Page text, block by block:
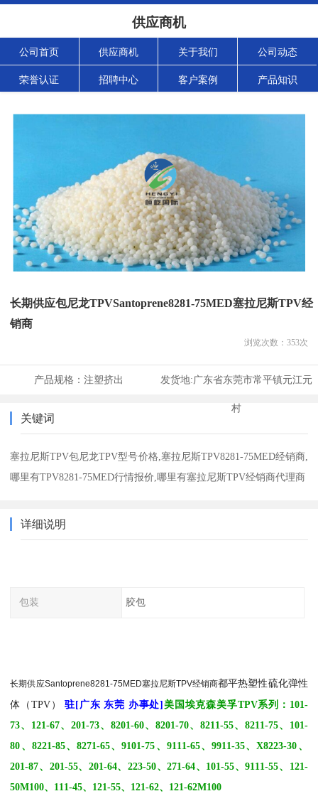
供应商机
公司首页 供应商机 关于我们 公司动态
荣誉认证 招聘中心 客户案例 产品知识
长期供应包尼龙TPVSantoprene8281-75MED塞拉尼斯TPV经
销商
浏览次数： 353次
产品规格： 注塑挤出 发货地:广东省东莞市常平镇元江元
村
关键词
塞拉尼斯TPV包尼龙TPV型号价格,塞拉尼斯TPV8281-75MED经销商,
哪里有TPV8281-75MED行情报价,哪里有塞拉尼斯TPV经销商代理商
详细说明
包装 胶包
长期供应Santoprene8281-75MED塞拉尼斯TPV经销商都平热塑性硫化弹性
体（TPV）
驻[广东 东莞 办事处]美国埃克森美孚TPV系列：101-
73、121-67、201-73、8201-60、8201-70、8211-55、8211-75、101-
80、8221-85、8271-65、9101-75、9111-65、9911-35、X8223-30、
201-87、201-55、201-64、223-50、271-64、101-55、9111-55、121-
50M100、111-45、121-55、121-62、121-62M100